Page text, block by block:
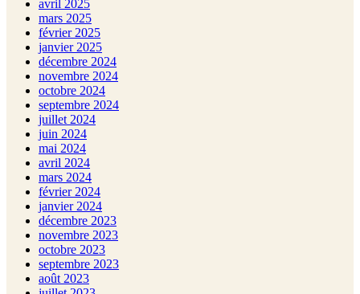
avril 2025
mars 2025
février 2025
janvier 2025
décembre 2024
novembre 2024
octobre 2024
septembre 2024
juillet 2024
juin 2024
mai 2024
avril 2024
mars 2024
février 2024
janvier 2024
décembre 2023
novembre 2023
octobre 2023
septembre 2023
août 2023